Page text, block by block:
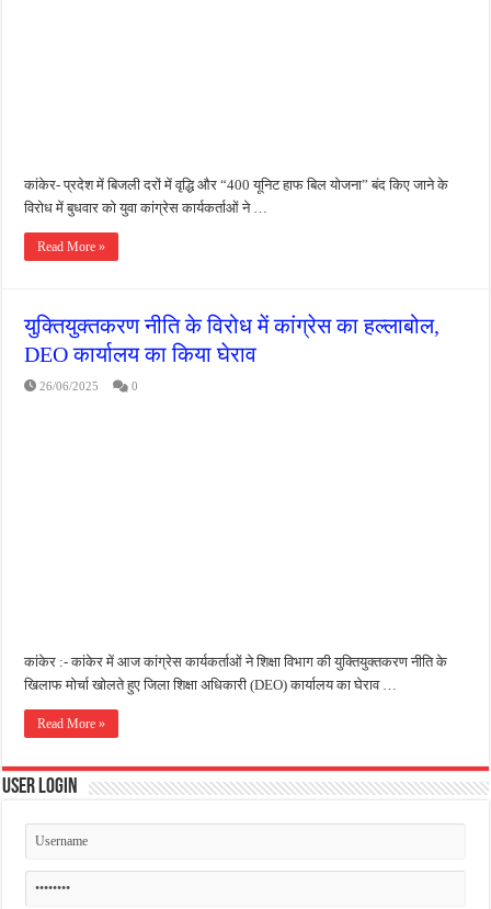
कांकेर- प्रदेश में बिजली दरों में वृद्धि और “400 यूनिट हाफ बिल योजना” बंद किए जाने के
विरोध में बुधवार को युवा कांग्रेस कार्यकर्ताओं ने …
Read More »
युक्तियुक्तकरण नीति के विरोध में कांग्रेस का हल्लाबोल,
DEO कार्यालय का किया घेराव
26/06/2025 0
कांकेर :- कांकेर में आज कांग्रेस कार्यकर्ताओं ने शिक्षा विभाग की युक्तियुक्तकरण नीति के
खिलाफ मोर्चा खोलते हुए जिला शिक्षा अधिकारी (DEO) कार्यालय का घेराव …
Read More »
User Login